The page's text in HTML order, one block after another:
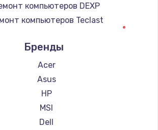
аккумулятора
690 руб.
Заказать
Замена клавиатуры
660 руб.
Заказать
Замена корпуса
компьютеров DEXP
компьютеров Teclast
компьютеров Beelink
компьютеров CHUWI
Бренды
Acer
Asus
HP
MSI
Dell